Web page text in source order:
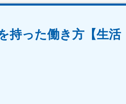
持った働き方【生活